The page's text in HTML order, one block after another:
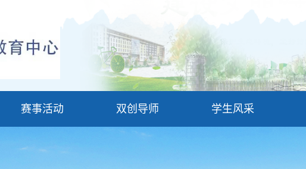
赛事活动 双创导师 学生风采